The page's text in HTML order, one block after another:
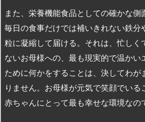
また、栄養機能食品としての確かな側
毎日の食事だけでは補いきれない鉄分
粒に凝縮して届ける。それは、忙しく
ないお母様への、最も現実的で温かい
ために何かをすることは、決してわが
りません。お母様が元気で笑顔でいる
赤ちゃんにとって最も幸せな環境なの